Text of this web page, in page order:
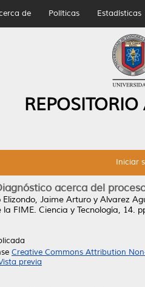
de Políticas Estadísticas
Iniciar
acerca del
Elizondo, Jaime Arturo y Alvarez
la FIME. Ciencia y Tecnología, 14.
Creative Commons Attribution
previa